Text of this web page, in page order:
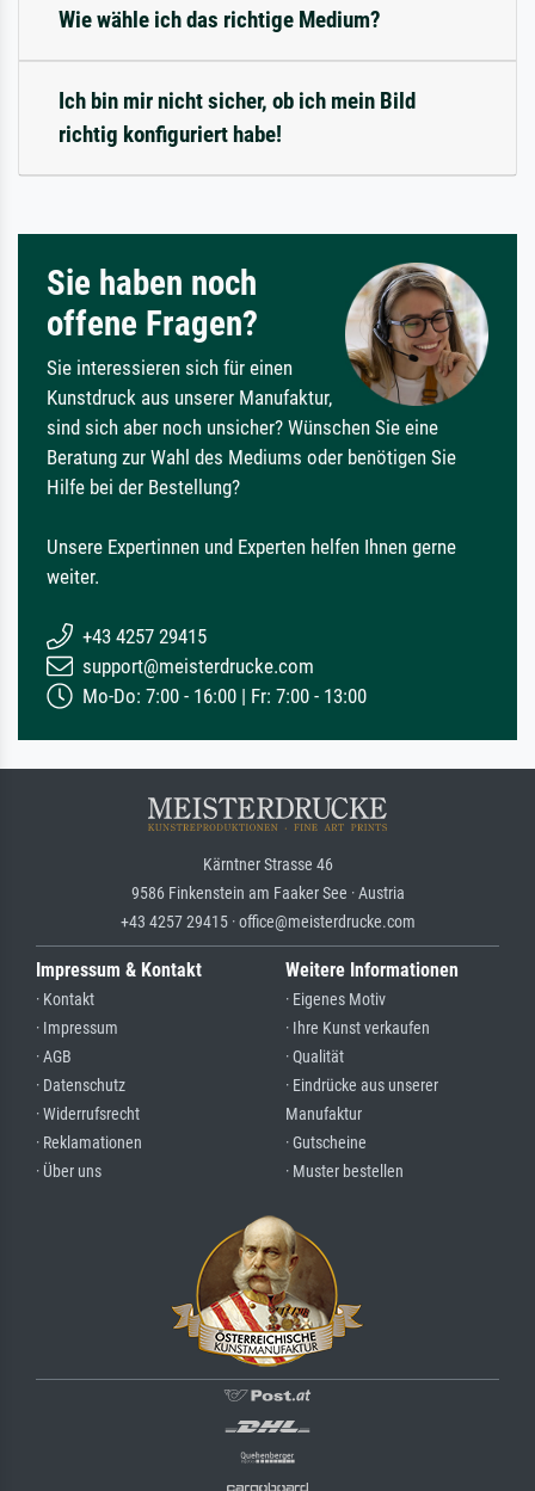
Wie wähle ich das richtige Medium?
Ich bin mir nicht sicher, ob ich mein Bild
richtig konfiguriert habe!
Sie haben noch
offene Fragen?
Sie interessieren sich für einen
Kunstdruck aus unserer Manufaktur,
sind sich aber noch unsicher? Wünschen Sie eine
Beratung zur Wahl des Mediums oder benötigen Sie
Hilfe bei der Bestellung?
Unsere Expertinnen und Experten helfen Ihnen gerne
weiter.
+43 4257 29415
support@meisterdrucke.com
Mo-Do: 7:00 - 16:00 | Fr: 7:00 - 13:00
Kärntner Strasse 46
9586 Finkenstein am Faaker See · Austria
+43 4257 29415 · office@meisterdrucke.com
Impressum & Kontakt
· Kontakt
· Impressum
· AGB
· Datenschutz
· Widerrufsrecht
· Reklamationen
· Über uns
Weitere Informationen
· Eigenes Motiv
· Ihre Kunst verkaufen
· Qualität
· Eindrücke aus unserer
Manufaktur
· Gutscheine
· Muster bestellen